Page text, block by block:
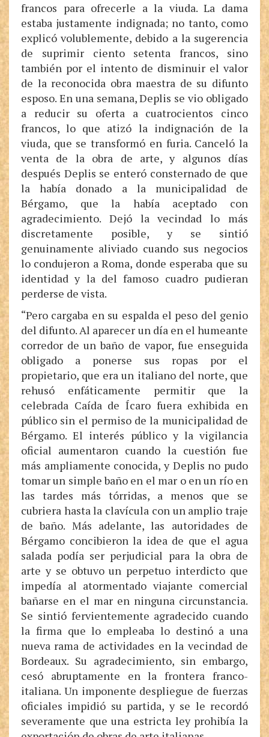
francos para ofrecerle a la viuda. La dama
estaba justamente indignada; no tanto, como
explicó volublemente, debido a la sugerencia
de suprimir ciento setenta francos, sino
también por el intento de disminuir el valor
de la reconocida obra maestra de su difunto
esposo. En una semana, Deplis se vio obligado
a reducir su oferta a cuatrocientos cinco
francos, lo que atizó la indignación de la
viuda, que se transformó en furia. Canceló la
venta de la obra de arte, y algunos días
después Deplis se enteró consternado de que
la había donado a la municipalidad de
Bérgamo, que la había aceptado con
agradecimiento. Dejó la vecindad lo más
discretamente posible, y se sintió
genuinamente aliviado cuando sus negocios
lo condujeron a Roma, donde esperaba que su
identidad y la del famoso cuadro pudieran
perderse de vista.
“Pero cargaba en su espalda el peso del genio
del difunto. Al aparecer un día en el humeante
corredor de un baño de vapor, fue enseguida
obligado a ponerse sus ropas por el
propietario, que era un italiano del norte, que
rehusó enfáticamente permitir que la
celebrada Caída de Ícaro fuera exhibida en
público sin el permiso de la municipalidad de
Bérgamo. El interés público y la vigilancia
oficial aumentaron cuando la cuestión fue
más ampliamente conocida, y Deplis no pudo
tomar un simple baño en el mar o en un río en
las tardes más tórridas, a menos que se
cubriera hasta la clavícula con un amplio traje
de baño. Más adelante, las autoridades de
Bérgamo concibieron la idea de que el agua
salada podía ser perjudicial para la obra de
arte y se obtuvo un perpetuo interdicto que
impedía al atormentado viajante comercial
bañarse en el mar en ninguna circunstancia.
Se sintió fervientemente agradecido cuando
la firma que lo empleaba lo destinó a una
nueva rama de actividades en la vecindad de
Bordeaux. Su agradecimiento, sin embargo,
cesó abruptamente en la frontera franco-
italiana. Un imponente despliegue de fuerzas
oficiales impidió su partida, y se le recordó
severamente que una estricta ley prohibía la